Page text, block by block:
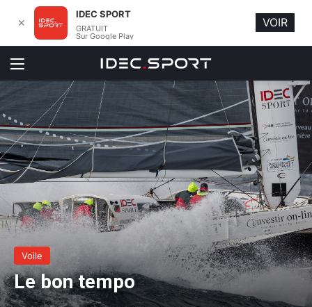
Menu
Voile
Le bon tempo
✕
IDEC SPORT
GRATUIT
Sur Google Play
VOIR